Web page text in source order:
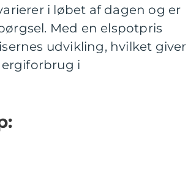
i løbet af dagen og er
Med en elspotpris
udvikling, hvilket giver
i